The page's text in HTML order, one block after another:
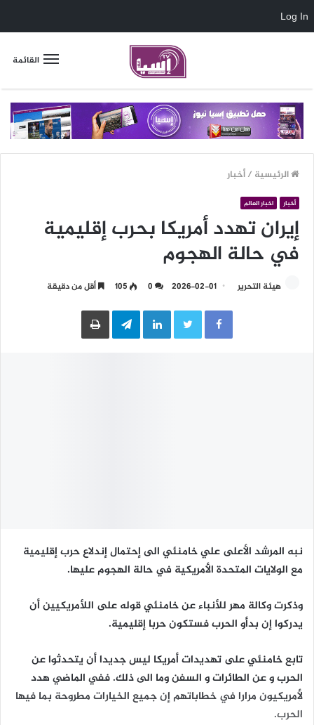
القائمة
الرئيسية /أخبار
أخبار اخبار العالم
إيران تهدد أمريكا بحرب إقليمية
في حالة الهجوم
هيئة التحرير 2026-02-01
105 أقل من دقيقة
LinkedIn
Telegramطباعة
نبه المرشد الأعلى علي خامنئي الى إحتمال إندلاع حرب إقليمية
مع الولايات المتحدة الأمريكية في حالة الهجوم عليها.
وذكرت وكالة مهر للأنباء عن خامنئي قوله على اللأمريكيين أن
يدركوا إن بدأو الحرب فستكون حربا إقليمية.
تابع خامنئي على تهديدات أمريكا ليس جديدا أن يتحدثوا عن
الحرب و عن الطائرات و السفن وما الى ذلك. ففي الماضي هدد
لأمريكيون مرارا في خطاباتهم إن جميع الخيارات مطروحة بما فيها
الحرب.
Log In